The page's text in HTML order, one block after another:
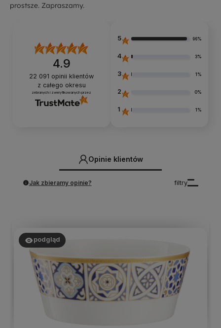
prostsze. Zapraszamy.
4.9
22 091 opinii klientów
z całego okresu
zebranych i zweryfikowanych przez
5 96%
4 3%
3 1%
2 0%
1 1%
Opinie klientów
filtry
Jak zbieramy opinie?
podgląd